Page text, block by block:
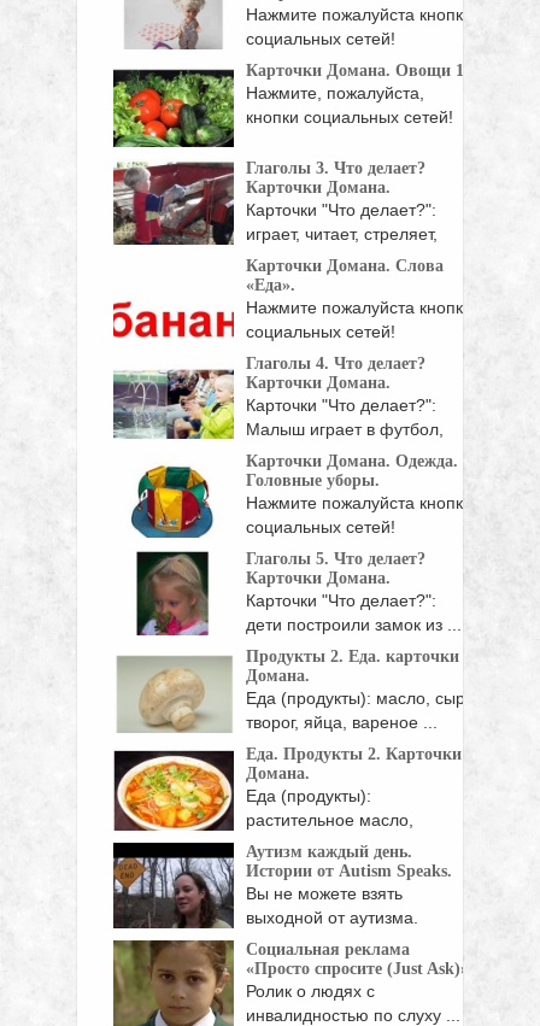
Нажмите пожалуйста кнопки
социальных сетей!
Карточки Домана. Овощи 1.
Нажмите, пожалуйста,
кнопки социальных сетей!
Глаголы 3. Что делает?
Карточки Домана.
Карточки "Что делает?":
играет, читает, стреляет,
режет, рвет, ...
Карточки Домана. Слова
«Еда».
Нажмите пожалуйста кнопки
социальных сетей!
Глаголы 4. Что делает?
Карточки Домана.
Карточки "Что делает?":
Малыш играет в футбол,
девочка ...
Карточки Домана. Одежда.
Головные уборы.
Нажмите пожалуйста кнопки
социальных сетей!
Глаголы 5. Что делает?
Карточки Домана.
Карточки "Что делает?":
дети построили замок из ...
Продукты 2. Еда. карточки
Домана.
Еда (продукты): масло, сыр,
творог, яйца, вареное ...
Еда. Продукты 2. Карточки
Домана.
Еда (продукты):
растительное масло,
томатная паста, ...
Аутизм каждый день.
Истории от Autism Speaks.
Вы не можете взять
выходной от аутизма.
Аутизм ...
Социальная реклама
«Просто спросите (Just Ask)».
Ролик о людях с
инвалидностью по слуху ...